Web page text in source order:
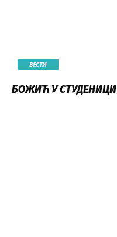
ВЕСТИ
БОЖИЋ У СТУДЕНИЦИ